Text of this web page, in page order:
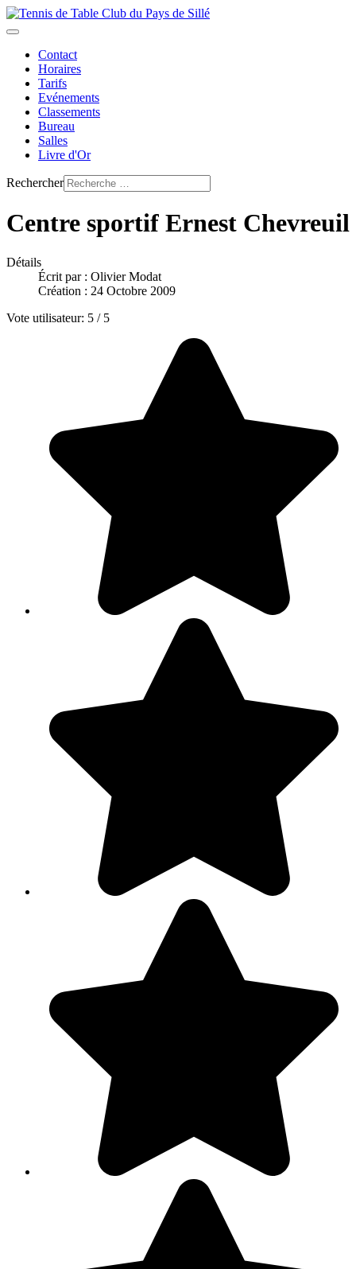
Contact
Horaires
Tarifs
Evénements
Classements
Bureau
Salles
Livre d'Or
Rechercher
Centre sportif Ernest Chevreuil
Détails
Écrit par : Olivier Modat
Création : 24 Octobre 2009
Vote utilisateur: 5 / 5